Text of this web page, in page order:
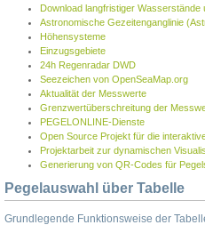
Download langfristiger Wasserstände
Astronomische Gezeitenganglinie
Höhensysteme
Einzugsgebiete
24h Regenradar DWD
Seezeichen von OpenSeaMap.org
Aktualität der Messwerte
Grenzwertüberschreitung der
PEGELONLINE-Dienste
Open Source Projekt für die
Projektarbeit zur dynamischen
Generierung von QR-Codes für
Pegelauswahl über Tabelle
Grundlegende Funktionsweise der